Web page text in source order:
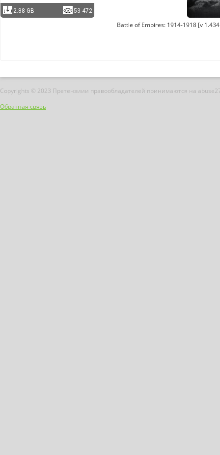
2.88 GB 53 472
Battle of Empires: 1914-1918 [v
Copyrights © 2023 Претензиии правообладателей принимаются на
Обратная связь